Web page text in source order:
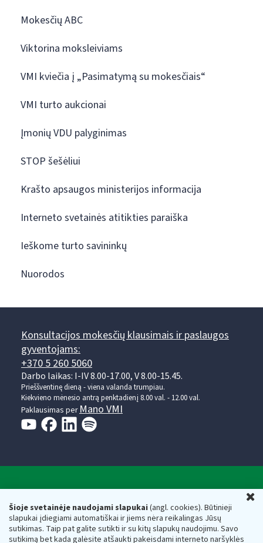
Šioje svetainėje naudojami slapukai(angl. cookies). Būtinieji
slapukai įdiegiami automatiškai ir jiems nėra reikalingas Jūsų
sutikimas. Taip pat galite sutikti ir su kitų slapukų naudojimu. Savo
sutikimą bet kada galėsite atšaukti pakeisdami interneto naršyklės
Mokesčių ABC
Viktorina moksleiviams
VMI kviečia į „Pasimatymą su mokesčiais“
VMI turto aukcionai
Įmonių VDU palyginimas
STOP šešėliui
Krašto apsaugos ministerijos informacija
Interneto svetainės atitikties paraiška
Ieškome turto savininkų
Nuorodos
Konsultacijos mokesčių klausimais ir paslaugos
gyventojams:
+370 5 260 5060
Darbo laikas: I-IV 8.00-17.00, V 8.00-15.45.
Prieššventinę dieną - viena valanda trumpiau.
Kiekvieno mėnesio antrą penktadienį 8.00 val. - 12.00 val.
Paklausimas perMano VMI
Valstybinė mokesčių inspekcija prie Lietuvos
Respublikos finansų ministerijos
Biudžetinė įstaiga. Juridinio asmens kodas — 188659752,
adresas: Vasario 16-osios g. 14, 01107 Vilnius, Lietuva, el.paštas: